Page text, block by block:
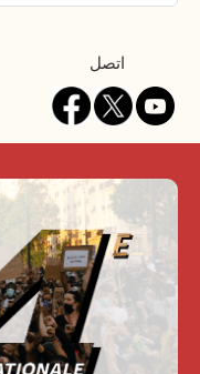
Contactاتصل